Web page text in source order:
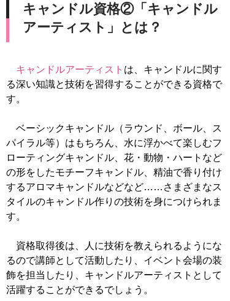
キャンドル資格②「キャンドル
アーティスト」とは？
キャンドルアーティスト は、キャンドルに関す
る深い知識と技術を習得することができる資格で
す。
ベーシックキャンドル（ラウンド、ボール、ス
パイラル等）はもちろん、水に浮かべて楽しむフ
ローティングキャンドル、花・動物・ハートなど
の形をしたモチーフキャンドル、精油で香り付け
するアロマキャンドルなどなど……さまざまなス
タイルのキャンドル作りの技術を身につけられま
す。
資格取得後は、人に技術を教えられるようにな
るので講師として活動したり、イベント会場の装
飾を担当したり、キャンドルアーティストとして
活躍することができるでしょう。